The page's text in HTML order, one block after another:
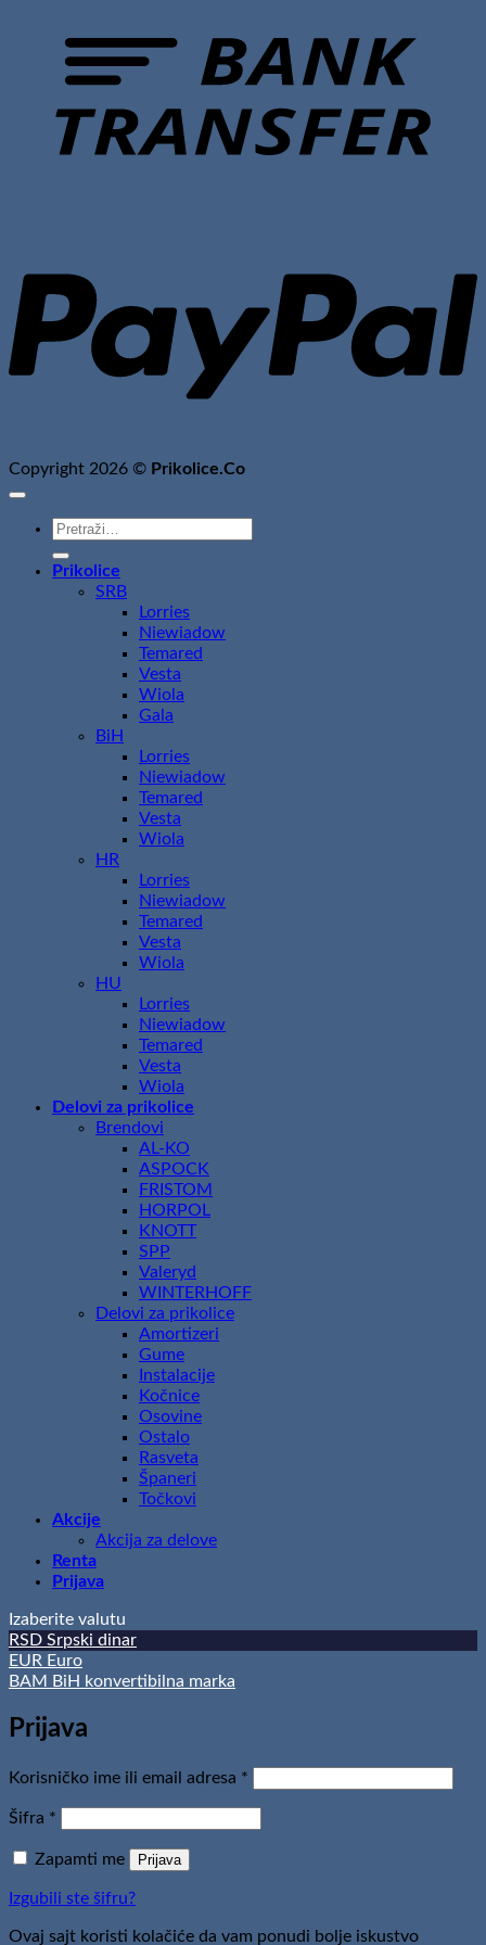
Copyright 2026 © Prikolice.Co
Pretraži:
Prikolice
SRB
Lorries
Niewiadow
Temared
Vesta
Wiola
Gala
BiH
Lorries
Niewiadow
Temared
Vesta
Wiola
HR
Lorries
Niewiadow
Temared
Vesta
Wiola
HU
Lorries
Niewiadow
Temared
Vesta
Wiola
Delovi za prikolice
Brendovi
AL-KO
ASPOCK
FRISTOM
HORPOL
KNOTT
SPP
Valeryd
WINTERHOFF
Delovi za prikolice
Amortizeri
Gume
Instalacije
Kočnice
Osovine
Ostalo
Rasveta
Španeri
Točkovi
Akcije
Akcija za delove
Renta
Prijava
Izaberite valutu
RSD Srpski dinar
EUR Euro
BAM
BiH konvertibilna marka
Prijava
Korisničko ime ili email adresa *
Šifra *
Zapamti me Prijava
Izgubili ste šifru?
Ovaj sajt koristi kolačiće da vam ponudi bolje iskustvo